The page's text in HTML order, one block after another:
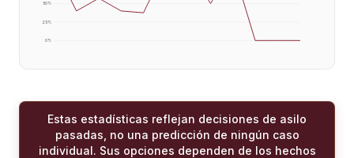
0%
25%
50%
Estas estadísticas reflejan decisiones de asilo
pasadas, no una predicción de ningún caso
individual. Sus opciones dependen de los hechos